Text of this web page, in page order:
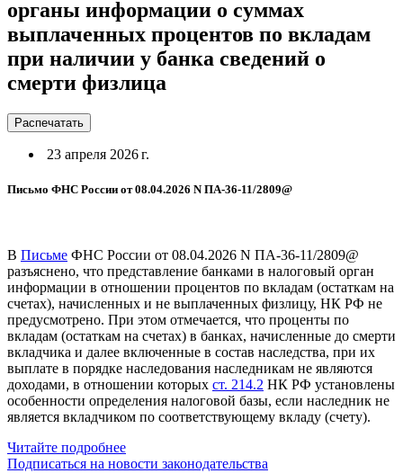
органы информации о суммах
выплаченных процентов по вкладам
при наличии у банка сведений о
смерти физлица
Распечатать
23 апреля 2026 г.
Письмо ФНС России от 08.04.2026 N ПА-36-11/2809@
В Письме ФНС России от 08.04.2026 N ПА-36-11/2809@
разъяснено, что представление банками в налоговый орган
информации в отношении процентов по вкладам (остаткам на
счетах), начисленных и не выплаченных физлицу, НК РФ не
предусмотрено. При этом отмечается, что проценты по
вкладам (остаткам на счетах) в банках, начисленные до смерти
вкладчика и далее включенные в состав наследства, при их
выплате в порядке наследования наследникам не являются
доходами, в отношении которых ст. 214.2 НК РФ установлены
особенности определения налоговой базы, если наследник не
является вкладчиком по соответствующему вкладу (счету).
Читайте подробнее
Подписаться на новости законодательства